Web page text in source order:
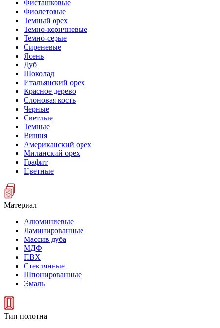
Фисташковые
Фиолетовые
Темный орех
Темно-коричневые
Темно-серые
Сиреневые
Ясень
Дуб
Шоколад
Итальянский орех
Красное дерево
Слоновая кость
Черные
Светлые
Темные
Вишня
Американский орех
Миланский орех
Графит
Цветные
Материал
Алюминиевые
Ламинированные
Массив дуба
МДФ
ПВХ
Стеклянные
Шпонированные
Эмаль
Тип полотна